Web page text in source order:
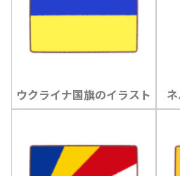
ウクライナ国旗のイラスト